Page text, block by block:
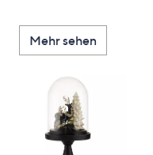
Mehr sehen